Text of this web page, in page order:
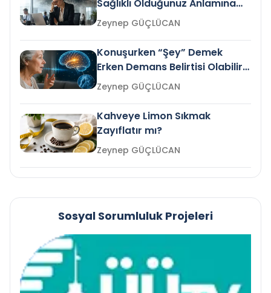
Sağlıklı Olduğunuz Anlamına
Gelir mi?Zeynep GÜÇLÜCAN
Konuşurken “Şey” Demek
Erken Demans Belirtisi Olabilir
mi?
Zeynep GÜÇLÜCAN
Kahveye Limon Sıkmak
Zayıflatır mı?
Zeynep GÜÇLÜCAN
Sosyal Sorumluluk Projeleri